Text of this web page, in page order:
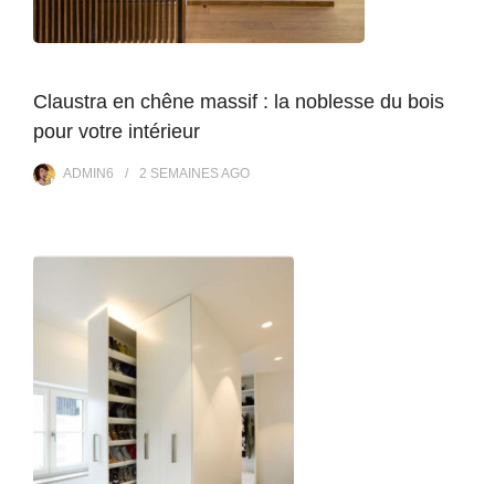
Claustra en chêne massif : la noblesse du bois
pour votre intérieur
ADMIN6 2 SEMAINESAGO